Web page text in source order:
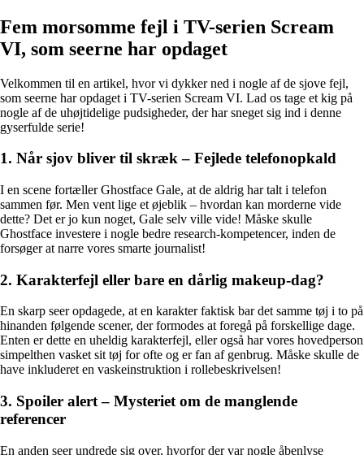
Fem morsomme fejl i TV-serien Scream
VI, som seerne har opdaget
Velkommen til en artikel, hvor vi dykker ned i nogle af de sjove fejl,
som seerne har opdaget i TV-serien Scream VI. Lad os tage et kig på
nogle af de uhøjtidelige pudsigheder, der har sneget sig ind i denne
gyserfulde serie!
1. Når sjov bliver til skræk – Fejlede telefonopkald
I en scene fortæller Ghostface Gale, at de aldrig har talt i telefon
sammen før. Men vent lige et øjeblik – hvordan kan morderne vide
dette? Det er jo kun noget, Gale selv ville vide! Måske skulle
Ghostface investere i nogle bedre research-kompetencer, inden de
forsøger at narre vores smarte journalist!
2. Karakterfejl eller bare en dårlig makeup-dag?
En skarp seer opdagede, at en karakter faktisk bar det samme tøj i to på
hinanden følgende scener, der formodes at foregå på forskellige dage.
Enten er dette en uheldig karakterfejl, eller også har vores hovedperson
simpelthen vasket sit tøj for ofte og er fan af genbrug. Måske skulle de
have inkluderet en vaskeinstruktion i rollebeskrivelsen!
3. Spoiler alert – Mysteriet om de manglende
referencer
En anden seer undrede sig over, hvorfor der var nogle åbenlyse